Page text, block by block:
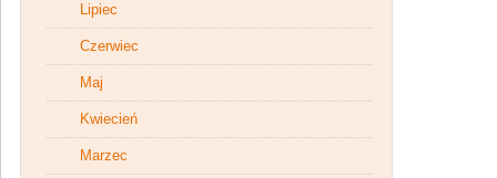
Lipiec
Czerwiec
Maj
Kwiecień
Marzec